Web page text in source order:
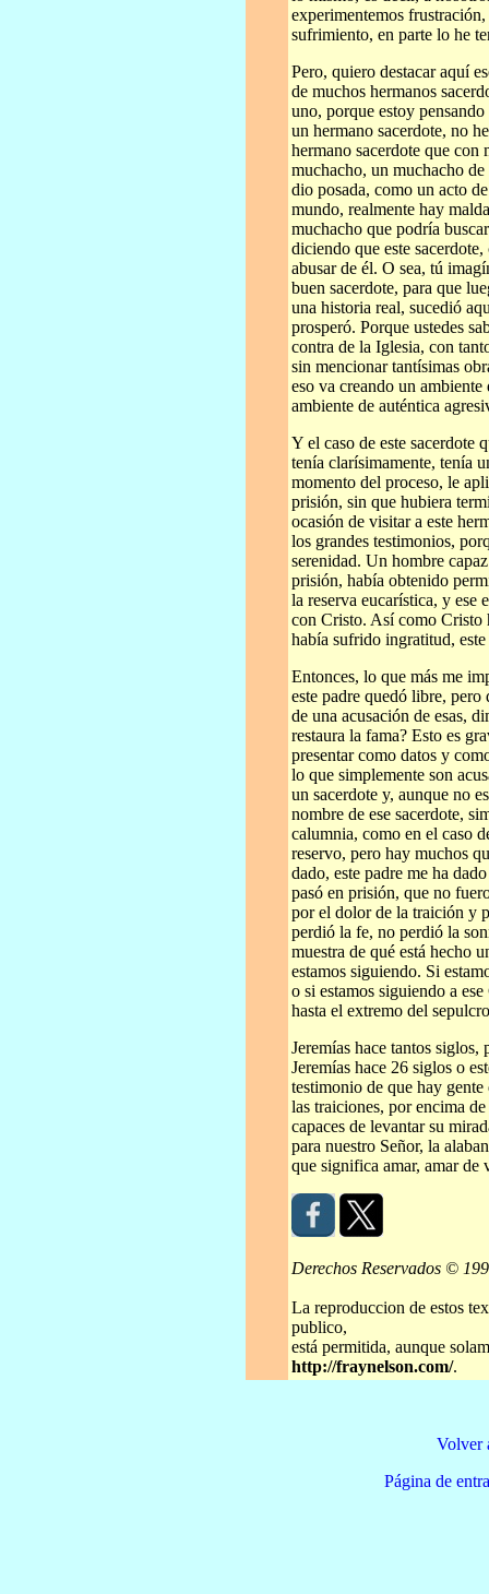
experimentemos
sufrimiento, en parte lo he
Pero, quiero destacar aquí
de muchos hermanos
uno, porque estoy
un hermano sacerdote, no
hermano sacerdote que con
muchacho, un muchacho
dio posada, como un acto
mundo, realmente hay
muchacho que podría
diciendo que este
abusar de él. O sea, tú
buen sacerdote, para que
una historia real, sucedió
prosperó. Porque ustedes
contra de la Iglesia, con
sin mencionar tantísimas
eso va creando un
ambiente de auténtica
Y el caso de este sacerdote
tenía clarísimamente, tenía
momento del proceso, le
prisión, sin que hubiera
ocasión de visitar a este
los grandes testimonios,
serenidad. Un hombre
prisión, había obtenido
la reserva eucarística, y ese
con Cristo. Así como Cristo
había sufrido ingratitud,
Entonces, lo que más me
este padre quedó libre,
de una acusación de esas,
restaura la fama? Esto es
presentar como datos y
lo que simplemente son
un sacerdote y, aunque no
nombre de ese sacerdote,
calumnia, como en el caso
reservo, pero hay muchos
dado, este padre me ha
pasó en prisión, que no
por el dolor de la traición y
perdió la fe, no perdió la
muestra de qué está hecho
estamos siguiendo. Si
o si estamos siguiendo a
hasta el extremo del
Jeremías hace tantos
Jeremías hace 26 siglos o
testimonio de que hay
las traiciones, por encima
capaces de levantar su
para nuestro Señor, la
que significa amar, amar de
Derechos Reservados ©
La reproduccion de estos
publico,
está permitida, aunque
http://fraynelson.com/.
Volver
Página de